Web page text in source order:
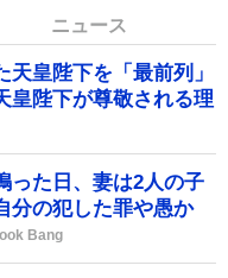
ニュース
皇陛下を「最前列」
陛下が尊敬される理
った日、妻は2人の子
分の犯した罪や愚か
Bang